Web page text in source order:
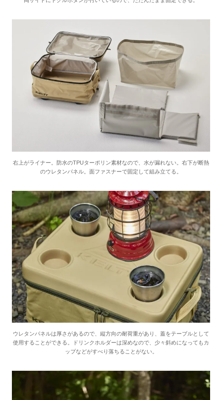
右上がライナー。防水のTPUターポリン素材なので、水が漏れない。右下が断熱
のウレタンパネル。面ファスナーで固定して組み立てる。
ウレタンパネルは厚さがあるので、縦方向の耐荷重があり、蓋をテーブルとして
使用することができる。ドリンクホルダーは深めなので、少々斜めになってもカ
ップなどがすべり落ちることがない。